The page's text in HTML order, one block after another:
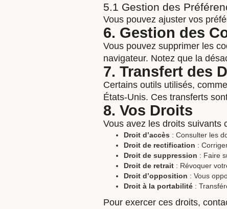
5.1 Gestion des
Vous pouvez ajuster vos
6. Gestion des
Vous pouvez supprimer les
navigateur. Notez que la
7. Transfert des
Certains outils utilisés, comme
États-Unis. Ces transferts
8. Vos Droits
Vous avez les droits suivants
Droit d’accès : Consulter les
Droit de rectification :
Droit de suppression : Faire
Droit de retrait : Révoquer
Droit d’opposition : Vous
Droit à la portabilité :
Pour exercer ces droits,